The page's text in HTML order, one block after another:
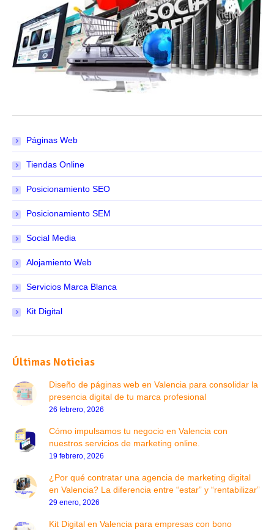
Páginas Web
Tiendas Online
Posicionamiento SEO
Posicionamiento SEM
Social Media
Alojamiento Web
Servicios Marca Blanca
Kit Digital
Últimas Noticias
Diseño de páginas web en Valencia para consolidar la
presencia digital de tu marca profesional
26 febrero, 2026
Cómo impulsamos tu negocio en Valencia con
nuestros servicios de marketing online.
19 febrero, 2026
¿Por qué contratar una agencia de marketing digital
en Valencia? La diferencia entre “estar” y “rentabilizar”
29 enero, 2026
Kit Digital en Valencia para empresas con bono